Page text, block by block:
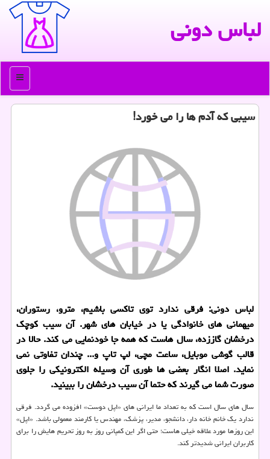
لباس دونی
منو
سیبی كه آدم ها را می خورد!
لباس دونی: فرقی ندارد توی تاكسی باشیم، مترو، رستوران،
میهمانی های خانوادگی یا در خیابان های شهر. آن سیب كوچك
درخشان گاززده، سال هاست كه همه جا خودنمایی می كند. حالا در
قالب گوشی موبایل، ساعت مچی، لپ تاپ و... چندان تفاوتی نمی
نماید. اصلا انگار بعضی ها طوری آن وسیله الكترونیكی را جلوی
صورت شما می گیرند كه حتما آن سیب درخشان را ببینید.
سال های سال است كه به تعداد ما ایرانی های «اپل دوست» افزوده می گردد. فرقی
ندارد یك خانم خانه دار، دانشجو، مدیر، پزشك، مهندس یا كارمند معمولی باشد. «اپل»
این روزها مورد علاقه خیلی هاست؛ حتی اگر این كمپانی روز به روز تحریم هایش را برای
كاربران ایرانی شدیدتر كند.